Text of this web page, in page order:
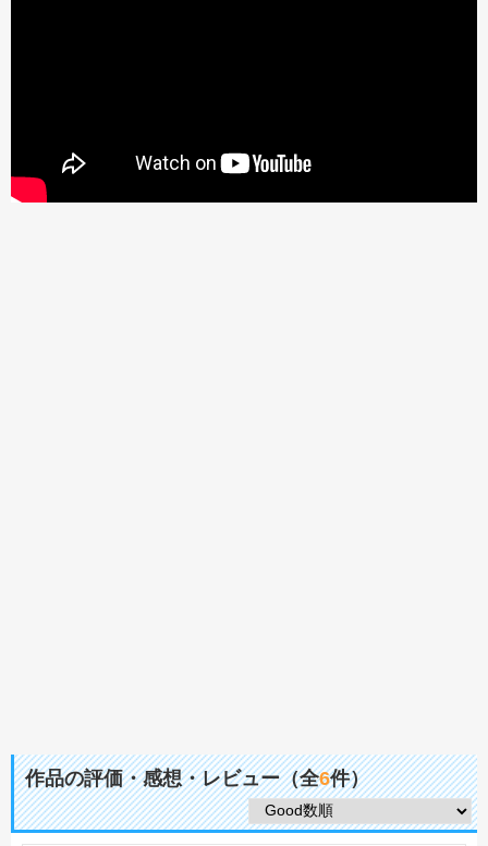
作品の評価・感想・レビュー（全6件）